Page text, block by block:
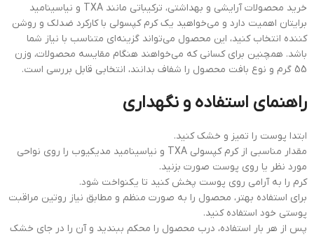
خرید محصولات آرایشی و بهداشتی، ترکیباتی مانند TXA و نیاسینامید
برایتان اهمیت دارد و می‌خواهید یک کرم کپسولی با کارکرد ضدلک و روشن
کننده انتخاب کنید، این محصول می‌تواند گزینه‌ای متناسب با نیاز شما
باشد. همچنین برای کسانی که می‌خواهند هنگام مقایسه محصولات، وزن
55 گرم و نوع بافت محصول را شفاف بدانند، انتخابی قابل بررسی است.
راهنمای استفاده و نگهداری
ابتدا پوست را تمیز و خشک کنید.
مقدار مناسبی از کرم کپسولی TXA و نیاسینامید مدیکیوب را روی نواحی
مورد نظر یا روی پوست صورت بزنید.
کرم را به آرامی روی پوست پخش کنید تا یکنواخت شود.
برای استفاده بهتر، محصول را به صورت منظم و مطابق نیاز روتین مراقبت
پوستی خود استفاده کنید.
پس از هر بار استفاده، درب محصول را محکم ببندید و آن را در جای خشک